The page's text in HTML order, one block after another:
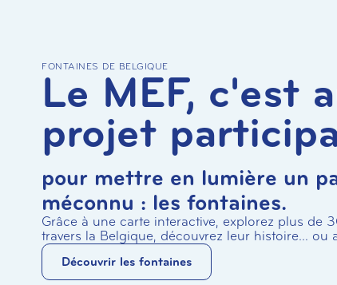
FONTAINES DE BELGIQUE
Le MEF, c'est
projet
pour mettre en lumière un
méconnu : les fontaines.
Grâce à une carte interactive, explorez plus de
travers la Belgique, découvrez leur histoire… ou
Découvrir les fontaines